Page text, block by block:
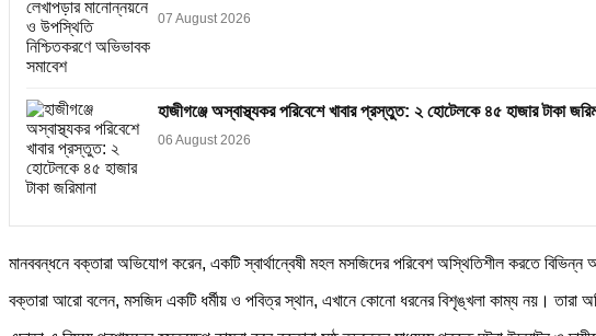
07 August 2026
হাজীগঞ্জে অস্বাস্থ্যকর পরিবেশে খাবার প্রস্তুত: ২ হোটেলকে ৪৫ হাজার টাকা
06 August 2026
মানববন্ধনে বক্তারা অভিযোগ করেন, একটি স্বার্থান্বেষী মহল মসজিদের পরিবেশ অস্থিতিশীল করতে
বক্তারা আরো বলেন, মসজিদ একটি ধর্মীয় ও পবিত্র স্থান, এখানে কোনো ধরনের বিশৃঙ্খলা কাম্য নয়। তারা